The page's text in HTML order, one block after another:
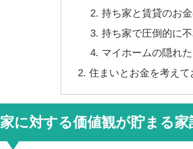
持ち家と賃貸のお
持ち家で圧倒的に
マイホームの隠れ
住まいとお金を考えて
家に対する価値観が貯まる家